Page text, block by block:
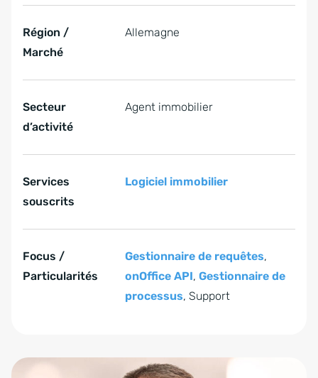
Région /
Marché
Allemagne
Secteur
d’activité
Agent immobilier
Services
souscrits
Logiciel immobilier
Focus /
Particularités
Gestionnaire de requêtes,
onOffice API, Gestionnaire de
processus, Support